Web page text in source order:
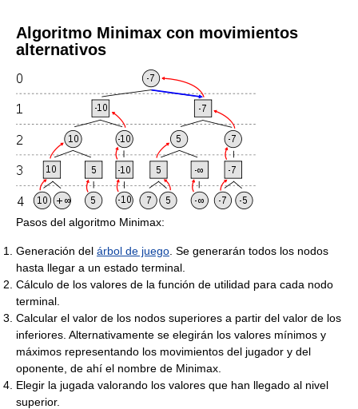
Algoritmo Minimax con movimientos
alternativos
Pasos del algoritmo Minimax:
Generación del árbol de juego . Se generarán todos los nodos
hasta llegar a un estado terminal.
Cálculo de los valores de la función de utilidad para cada nodo
terminal.
Calcular el valor de los nodos superiores a partir del valor de los
inferiores. Alternativamente se elegirán los valores mínimos y
máximos representando los movimientos del jugador y del
oponente, de ahí el nombre de Minimax.
Elegir la jugada valorando los valores que han llegado al nivel
superior.